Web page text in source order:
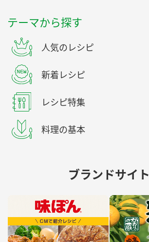
テーマから探す
人気のレシピ
新着レシピ
レシピ特集
料理の基本
ブランドサイト